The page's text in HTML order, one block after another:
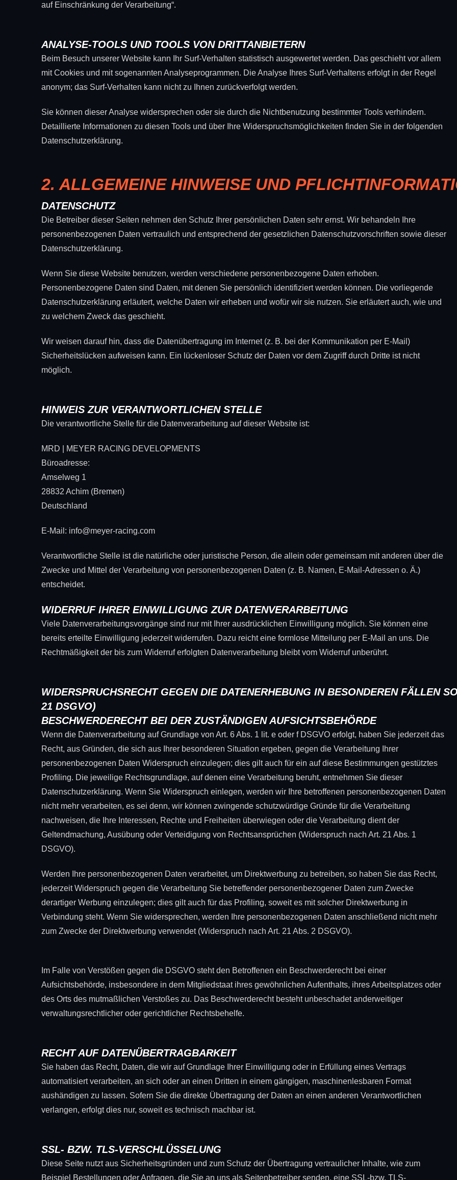
auf Einschränkung der Verarbeitung“.
ANALYSE-TOOLS UND TOOLS VON DRITTANBIETERN
Beim Besuch unserer Website kann Ihr Surf-Verhalten statistisch ausgewertet werden. Das geschieht vor allem
mit Cookies und mit sogenannten Analyseprogrammen. Die Analyse Ihres Surf-Verhaltens erfolgt in der Regel
anonym; das Surf-Verhalten kann nicht zu Ihnen zurückverfolgt werden.
Sie können dieser Analyse widersprechen oder sie durch die Nichtbenutzung bestimmter Tools verhindern.
Detaillierte Informationen zu diesen Tools und über Ihre Widerspruchsmöglichkeiten finden Sie in der folgenden
Datenschutzerklärung.
2. ALLGEMEINE HINWEISE UND
DATENSCHUTZ
Die Betreiber dieser Seiten nehmen den Schutz Ihrer persönlichen Daten sehr ernst. Wir behandeln Ihre
personenbezogenen Daten vertraulich und entsprechend der gesetzlichen Datenschutzvorschriften sowie dieser
Datenschutzerklärung.
Wenn Sie diese Website benutzen, werden verschiedene personenbezogene Daten erhoben.
Personenbezogene Daten sind Daten, mit denen Sie persönlich identifiziert werden können. Die vorliegende
Datenschutzerklärung erläutert, welche Daten wir erheben und wofür wir sie nutzen. Sie erläutert auch, wie und
zu welchem Zweck das geschieht.
Wir weisen darauf hin, dass die Datenübertragung im Internet (z. B. bei der Kommunikation per E-Mail)
Sicherheitslücken aufweisen kann. Ein lückenloser Schutz der Daten vor dem Zugriff durch Dritte ist nicht
möglich.
HINWEIS ZUR VERANTWORTLICHEN STELLE
Die verantwortliche Stelle für die Datenverarbeitung auf dieser Website ist:
MRD | MEYER RACING DEVELOPMENTS
Büroadresse:
Amselweg 1
28832 Achim (Bremen)
Deutschland
E-Mail: info@meyer-racing.com
Verantwortliche Stelle ist die natürliche oder juristische Person, die allein oder gemeinsam mit anderen über die
Zwecke und Mittel der Verarbeitung von personenbezogenen Daten (z. B. Namen, E-Mail-Adressen o. Ä.)
entscheidet.
WIDERRUF IHRER EINWILLIGUNG ZUR DATENVERARBEITUNG
Viele Datenverarbeitungsvorgänge sind nur mit Ihrer ausdrücklichen Einwilligung möglich. Sie können eine
bereits erteilte Einwilligung jederzeit widerrufen. Dazu reicht eine formlose Mitteilung per E-Mail an uns. Die
Rechtmäßigkeit der bis zum Widerruf erfolgten Datenverarbeitung bleibt vom Widerruf unberührt.
WIDERSPRUCHSRECHT GEGEN DIE DATENERHEBUNG IN BESONDEREN FÄLLEN
21 DSGVO)
BESCHWERDERECHT BEI DER ZUSTÄNDIGEN AUFSICHTSBEHÖRDE
Wenn die Datenverarbeitung auf Grundlage von Art. 6 Abs. 1 lit. e oder f DSGVO erfolgt, haben Sie jederzeit das
Recht, aus Gründen, die sich aus Ihrer besonderen Situation ergeben, gegen die Verarbeitung Ihrer
personenbezogenen Daten Widerspruch einzulegen; dies gilt auch für ein auf diese Bestimmungen gestütztes
Profiling. Die jeweilige Rechtsgrundlage, auf denen eine Verarbeitung beruht, entnehmen Sie dieser
Datenschutzerklärung. Wenn Sie Widerspruch einlegen, werden wir Ihre betroffenen personenbezogenen Daten
nicht mehr verarbeiten, es sei denn, wir können zwingende schutzwürdige Gründe für die Verarbeitung
nachweisen, die Ihre Interessen, Rechte und Freiheiten überwiegen oder die Verarbeitung dient der
Geltendmachung, Ausübung oder Verteidigung von Rechtsansprüchen (Widerspruch nach Art. 21 Abs. 1
DSGVO).
Werden Ihre personenbezogenen Daten verarbeitet, um Direktwerbung zu betreiben, so haben Sie das Recht,
jederzeit Widerspruch gegen die Verarbeitung Sie betreffender personenbezogener Daten zum Zwecke
derartiger Werbung einzulegen; dies gilt auch für das Profiling, soweit es mit solcher Direktwerbung in
Verbindung steht. Wenn Sie widersprechen, werden Ihre personenbezogenen Daten anschließend nicht mehr
zum Zwecke der Direktwerbung verwendet (Widerspruch nach Art. 21 Abs. 2 DSGVO).
Im Falle von Verstößen gegen die DSGVO steht den Betroffenen ein Beschwerderecht bei einer
Aufsichtsbehörde, insbesondere in dem Mitgliedstaat ihres gewöhnlichen Aufenthalts, ihres Arbeitsplatzes oder
des Orts des mutmaßlichen Verstoßes zu. Das Beschwerderecht besteht unbeschadet anderweitiger
verwaltungsrechtlicher oder gerichtlicher Rechtsbehelfe.
RECHT AUF DATENÜBERTRAGBARKEIT
Sie haben das Recht, Daten, die wir auf Grundlage Ihrer Einwilligung oder in Erfüllung eines Vertrags
automatisiert verarbeiten, an sich oder an einen Dritten in einem gängigen, maschinenlesbaren Format
aushändigen zu lassen. Sofern Sie die direkte Übertragung der Daten an einen anderen Verantwortlichen
verlangen, erfolgt dies nur, soweit es technisch machbar ist.
SSL- BZW. TLS-VERSCHLÜSSELUNG
Diese Seite nutzt aus Sicherheitsgründen und zum Schutz der Übertragung vertraulicher Inhalte, wie zum
Beispiel Bestellungen oder Anfragen, die Sie an uns als Seitenbetreiber senden, eine SSL-bzw. TLS-